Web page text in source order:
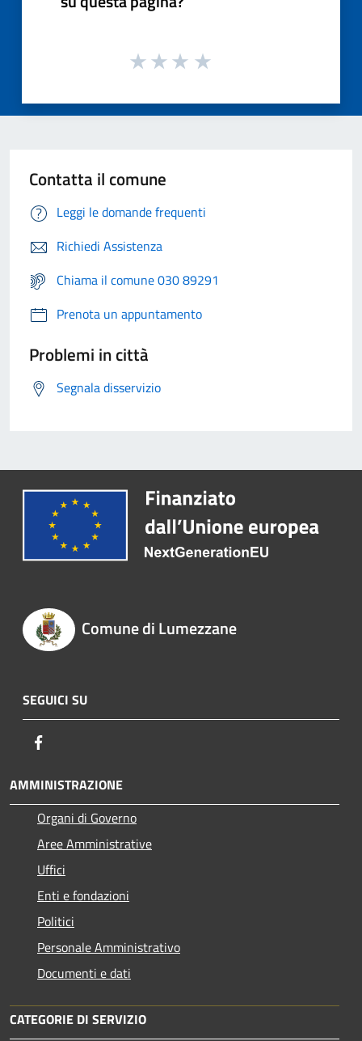
Contatta il comune
Leggi le domande frequenti
Richiedi Assistenza
Chiama il comune 030 89291
Prenota un appuntamento
Problemi in città
Segnala disservizio
Comune di Lumezzane
SEGUICI SU
AMMINISTRAZIONE
Organi di Governo
Aree Amministrative
Uffici
Enti e fondazioni
Politici
Personale Amministrativo
Documenti e dati
CATEGORIE DI SERVIZIO